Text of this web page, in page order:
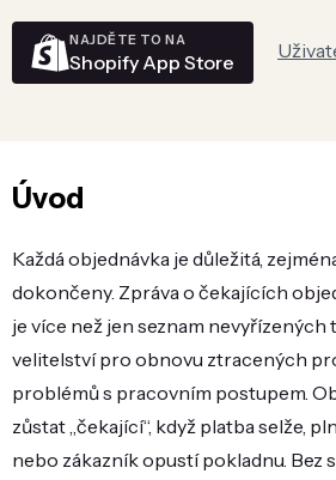
NAJDĚTE TO NA
Shopify App Store
Úvod
Každá objednávka je důležitá,
dokončeny. Zpráva o čekajících
je více než jen seznam nevyřízených
velitelství pro obnovu ztracených
problémů s pracovním postupem.
zůstat „čekající“, když platba selže,
nebo zákazník opustí pokladnu. Bez